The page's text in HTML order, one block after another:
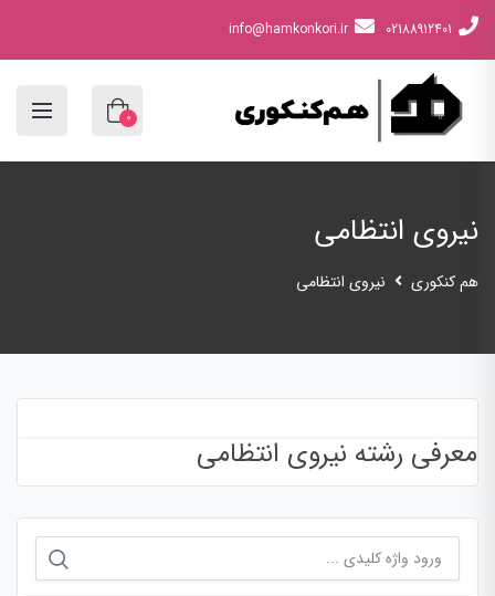
02188912401
info@hamkonkori.ir
0
نیروی انتظامی
هم کنکوری نیروی انتظامی
معرفی رشته نیروی انتظامی